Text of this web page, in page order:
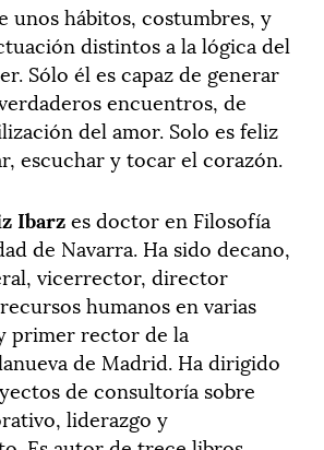
unos hábitos, costumbres, y
distintos a la lógica del
Sólo él es capaz de generar
encuentros, de
del amor. Solo es feliz
escuchar y tocar el corazón.
Ibarzes doctor en Filosofía
de Navarra. Ha sido decano,
vicerrector, director
humanos en varias
primer rector de la
de Madrid. Ha dirigido
de consultoría sobre
liderazgo y